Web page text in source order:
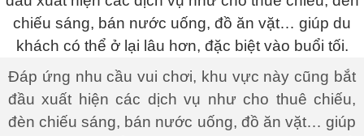
Đáp ứng nhu cầu vui chơi, khu vực này cũng bắt
đầu xuất hiện các dịch vụ như cho thuê chiếu,
đèn chiếu sáng, bán nước uống, đồ ăn vặt… giúp